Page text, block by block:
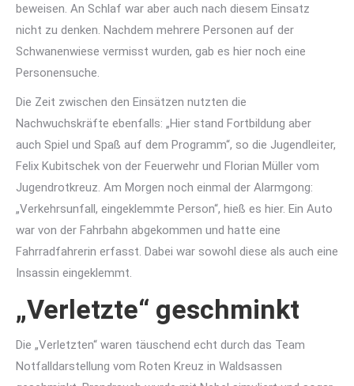
beweisen. An Schlaf war aber auch nach diesem Einsatz
nicht zu denken. Nachdem mehrere Personen auf der
Schwanenwiese vermisst wurden, gab es hier noch eine
Personensuche.
Die Zeit zwischen den Einsätzen nutzten die
Nachwuchskräfte ebenfalls: „Hier stand Fortbildung aber
auch Spiel und Spaß auf dem Programm“, so die Jugendleiter,
Felix Kubitschek von der Feuerwehr und Florian Müller vom
Jugendrotkreuz. Am Morgen noch einmal der Alarmgong:
„Verkehrsunfall, eingeklemmte Person“, hieß es hier. Ein Auto
war von der Fahrbahn abgekommen und hatte eine
Fahrradfahrerin erfasst. Dabei war sowohl diese als auch eine
Insassin eingeklemmt.
„Verletzte“ geschminkt
Die „Verletzten“ waren täuschend echt durch das Team
Notfalldarstellung vom Roten Kreuz in Waldsassen